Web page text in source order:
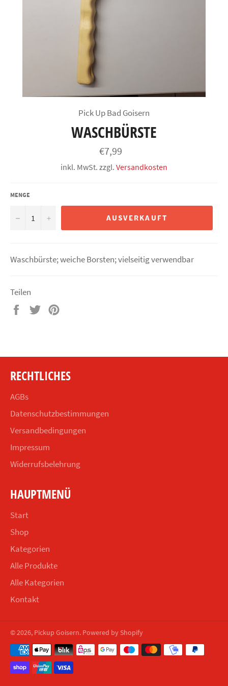
Pick Up Bad Goisern
WASCHBÜRSTE
Normaler
Preis
€7,99
inkl. MwSt. zzgl. Versandkosten
MENGE
− + AUSVERKAUFT
Waschbürste; weiche Borsten; vielseitig verwendbar
Teilen
Auf
Auf
RECHTLICHES
AGBs
Datenschutzbestimmungen
Versandbedingungen
Impressum
Widerrufsbelehrung
HAUPTMENÜ
Start
Shop
Kategorien
Alle Produkte
Alle Kategorien
Kontakt
© 2026, Pickup Goisern. Powered by Shopify
Zahlungsmethoden